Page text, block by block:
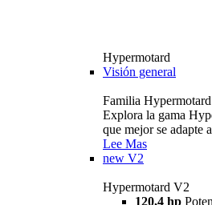
Hypermotard
Visión general
Familia
Explora la gama
que mejor se adapte
Lee Mas
new V2
Hypermotard V2
120,4 hp